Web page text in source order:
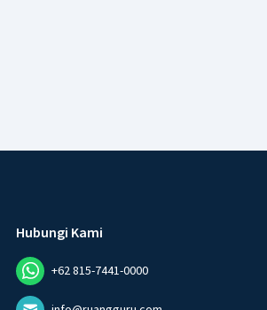
Hubungi Kami
+62 815-7441-0000